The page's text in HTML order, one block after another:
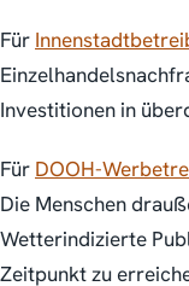
Für
Investitionen in
Für DOOH-
Die Menschen
Wetterindizierte
Zeitpunkt zu